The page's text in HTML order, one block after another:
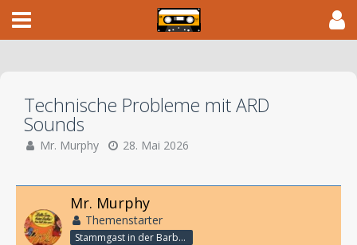
Technische Probleme mit ARD
Sounds
Mr. Murphy 28. Mai 2026
Mr. Murphy
Themenstarter
Stammgast in der Barbarabar